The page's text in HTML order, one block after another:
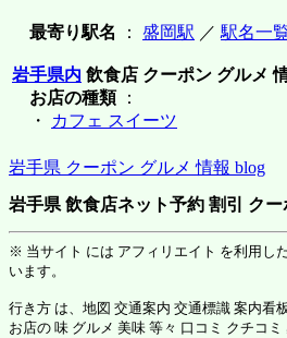
最寄り駅名 ： 盛岡駅 ／ 駅名一
岩手県内 飲食店 クーポン グルメ
お店の種類：
・
カフェ スイーツ
岩手県 クーポン グルメ 情報 blog
岩手県 飲食店ネット予約 割引 ク
※ 当サイト には アフィリエイト を利用し
います。
行き方 は、地図 交通案内 交通標識 案内看
お店の 味 グルメ 美味 等々 口コミ クチコ